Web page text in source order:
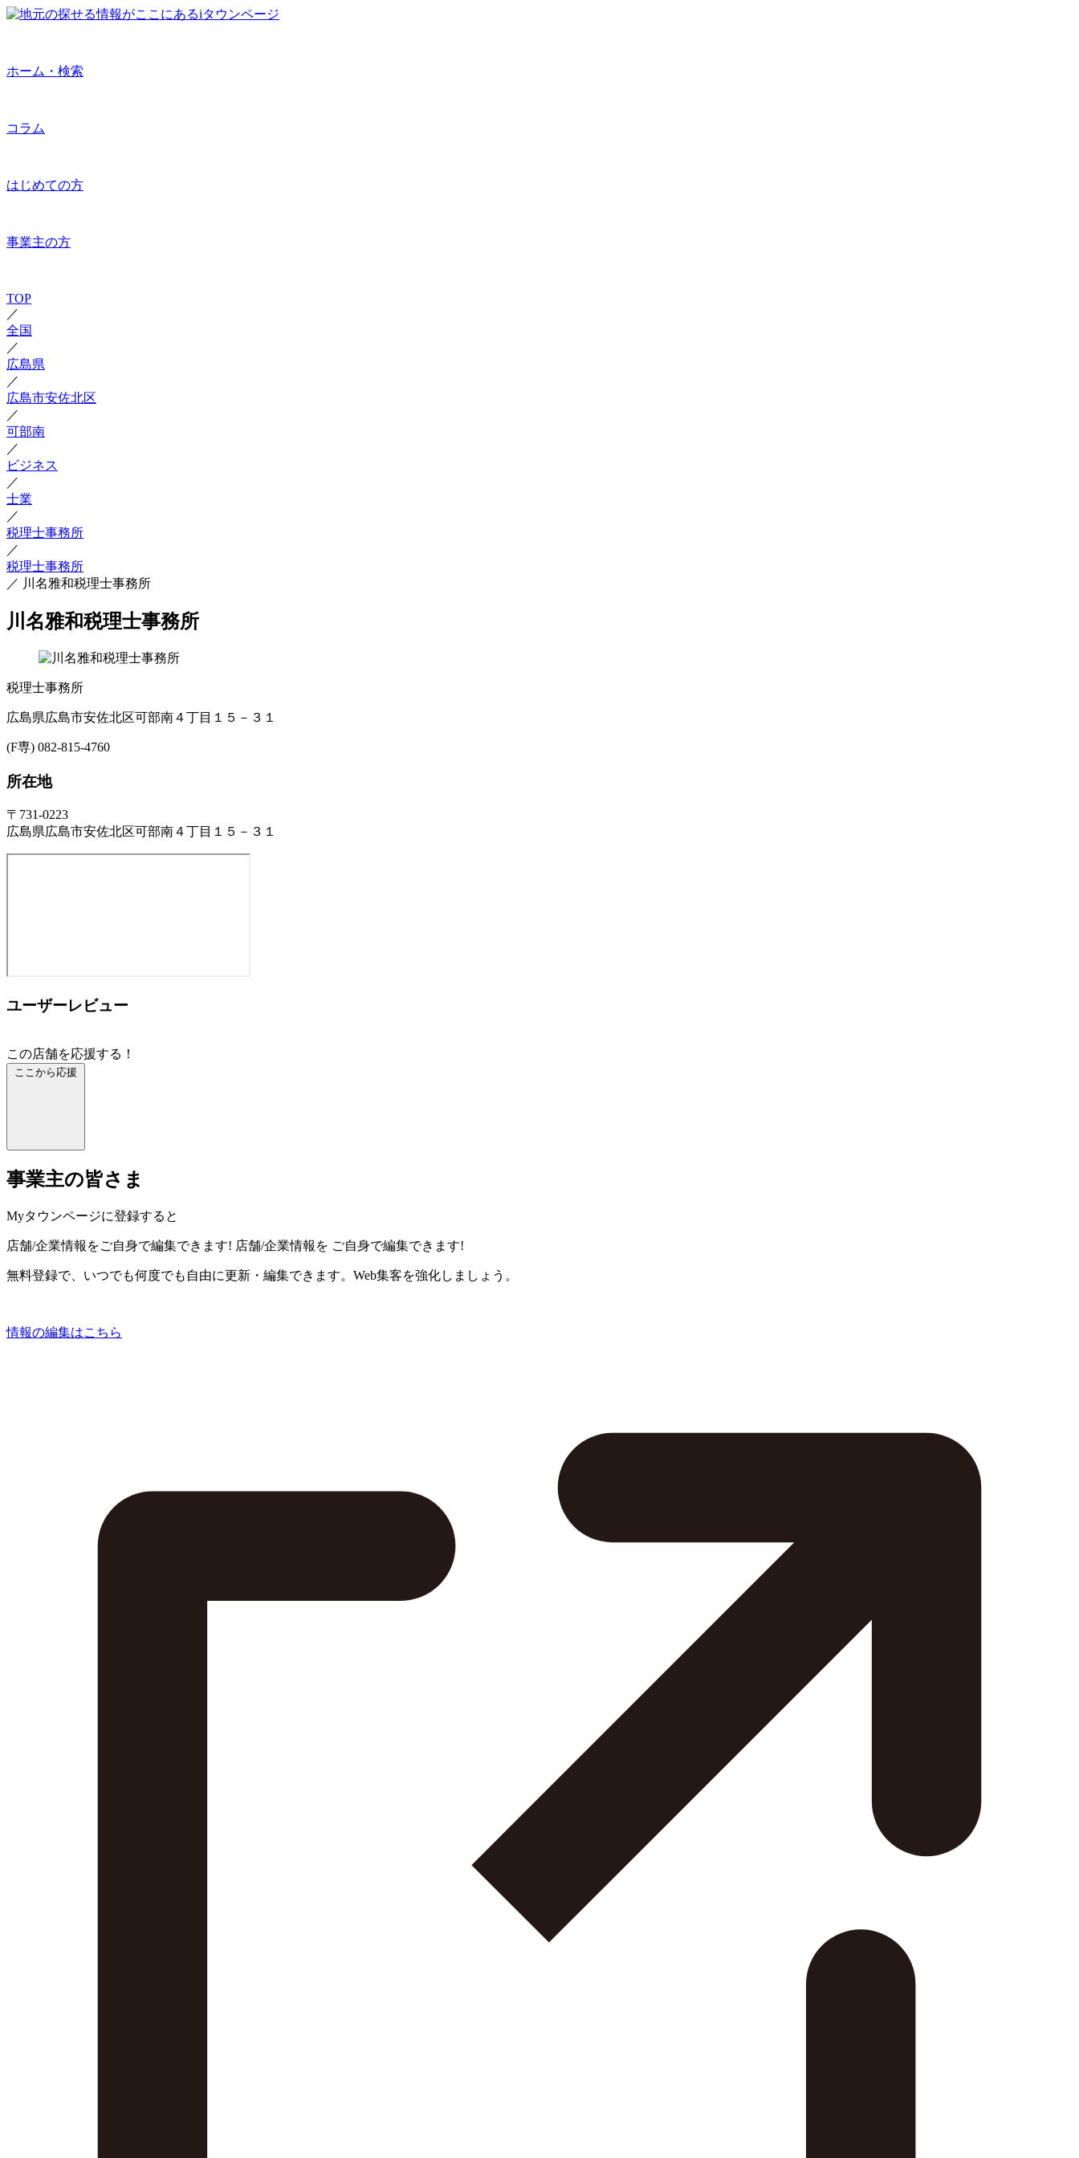
ホーム・検索
コラム
はじめての方
事業主の方
TOP
／
全国
／
広島県
／
広島市安佐北区
／
可部南
／
ビジネス
／
士業
／
税理士事務所
／
税理士事務所
／ 川名雅和税理士事務所
川名雅和税理士事務所
税理士事務所
広島県広島市安佐北区可部南４丁目１５－３１
(F専) 082-815-4760
所在地
〒731-0223
広島県広島市安佐北区可部南４丁目１５－３１
ユーザーレビュー
この店舗を応援する！
ここから応援
事業主の皆さま
Myタウンページに登録すると
店舗/企業情報をご自身で編集できます! 店舗/企業情報を ご自身で編集できます!
無料登録で、いつでも何度でも自由に更新・編集できます。Web集客を強化しましょう。
情報の編集はこちら